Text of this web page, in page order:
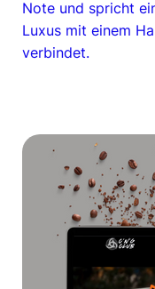
Note und spricht
Luxus mit einem
verbindet.